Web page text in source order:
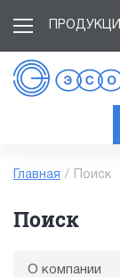
Главная / Поиск
Поиск
О компании